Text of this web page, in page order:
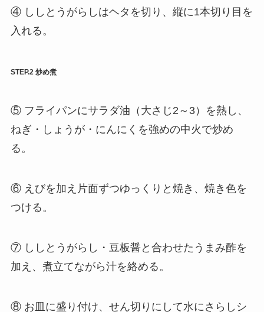
④ ししとうがらしはヘタを切り、縦に1本切り目を
入れる。
STEP.2 炒め煮
⑤ フライパンにサラダ油（大さじ2～3）を熱し、
ねぎ・しょうが・にんにくを強めの中火で炒め
る。
⑥ えびを加え片面ずつゆっくりと焼き、焼き色を
つける。
⑦ ししとうがらし・豆板醤と合わせたうまみ酢を
加え、煮立てながら汁を絡める。
⑧ お皿に盛り付け、せん切りにして水にさらしシ